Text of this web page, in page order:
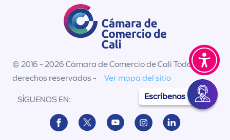
Escríbenos
© 2016 - 2026 Cámara de Comercio de Cali Todos los
derechos reservados -
Ver mapa del sitio
SÍGUENOS EN: